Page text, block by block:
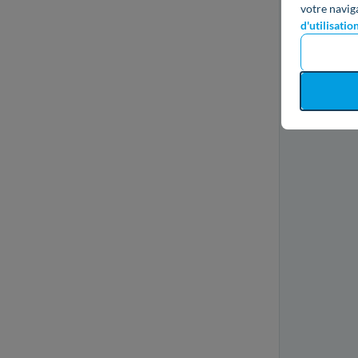
votre